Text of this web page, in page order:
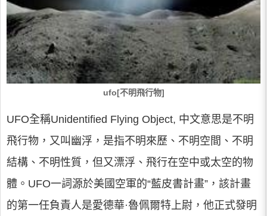
ufo[不明飛行物]
UFO全稱Unidentified Flying Object, 中文意思是不明
飛行物，又叫幽浮，是指不明來歷、不明空間、不明
結構、不明性質，但又漂浮、飛行在空中或太空的物
體。UFO一詞源於美國空軍的“藍皮書計畫”，該計畫
的第一任負責人是愛德華·魯佩爾特上尉，他正式發明